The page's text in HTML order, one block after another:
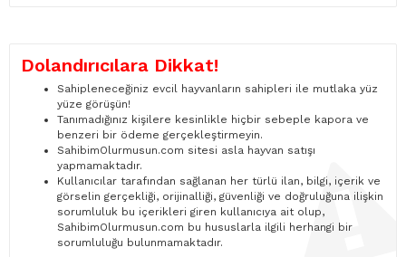
Dolandırıcılara Dikkat!
Sahipleneceğiniz evcil hayvanların sahipleri ile mutlaka yüz
yüze görüşün!
Tanımadığınız kişilere kesinlikle hiçbir sebeple kapora ve
benzeri bir ödeme gerçekleştirmeyin.
SahibimOlurmusun.com sitesi asla hayvan satışı
yapmamaktadır.
Kullanıcılar tarafından sağlanan her türlü ilan, bilgi, içerik ve
görselin gerçekliği, orijinalliği, güvenliği ve doğruluğuna ilişkin
sorumluluk bu içerikleri giren kullanıcıya ait olup,
SahibimOlurmusun.com bu hususlarla ilgili herhangi bir
sorumluluğu bulunmamaktadır.